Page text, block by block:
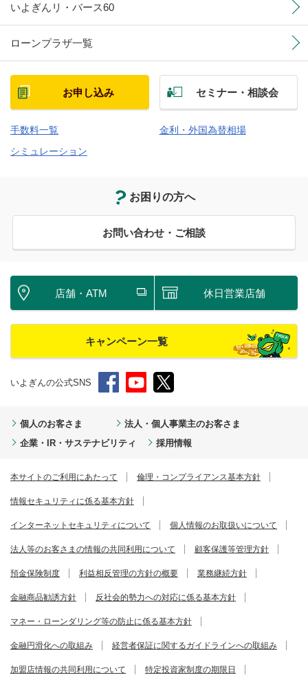
いよぎんリ・バース60
ローンプラザ一覧
お申し込み セミナー・相談会
手数料一覧
金利・外国為替相場
シミュレーション
お困りの方へ
お問い合わせ・ご相談
店舗・ATM 休日営業店舗
キャンペーン一覧
いよぎんの公式SNS
個人のお客さま
法人・個人事業主のお客さま
企業・IR・サステナビリティ
採用情報
本サイトのご利用にあたって 倫理・コンプライアンス基本方針
情報セキュリティに係る基本方針
インターネットセキュリティについて 個人情報のお取扱いについて
法人等のお客さまの情報の共同利用について 顧客保護等管理方針
預金保険制度 利益相反管理の方針の概要 業務継続方針
金融商品勧誘方針 反社会的勢力への対応に係る基本方針
マネー・ローンダリング等の防止に係る基本方針
金融円滑化への取組み 経営者保証に関するガイドラインへの取組み
加盟店情報の共同利用について 特定投資家制度の期限日